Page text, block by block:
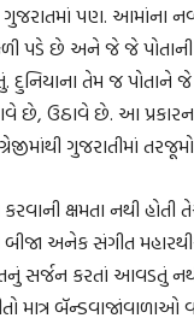
પણ. આમાંના
છે અને જે જે પોતાની
તેમ જ પોતાને જે
છે, ઉઠાવે છે. આ
ગુજરાતીમાં
ક્ષમતા નથી
અનેક સંગીત
સર્જન કરતાં આવડતું
માત્ર